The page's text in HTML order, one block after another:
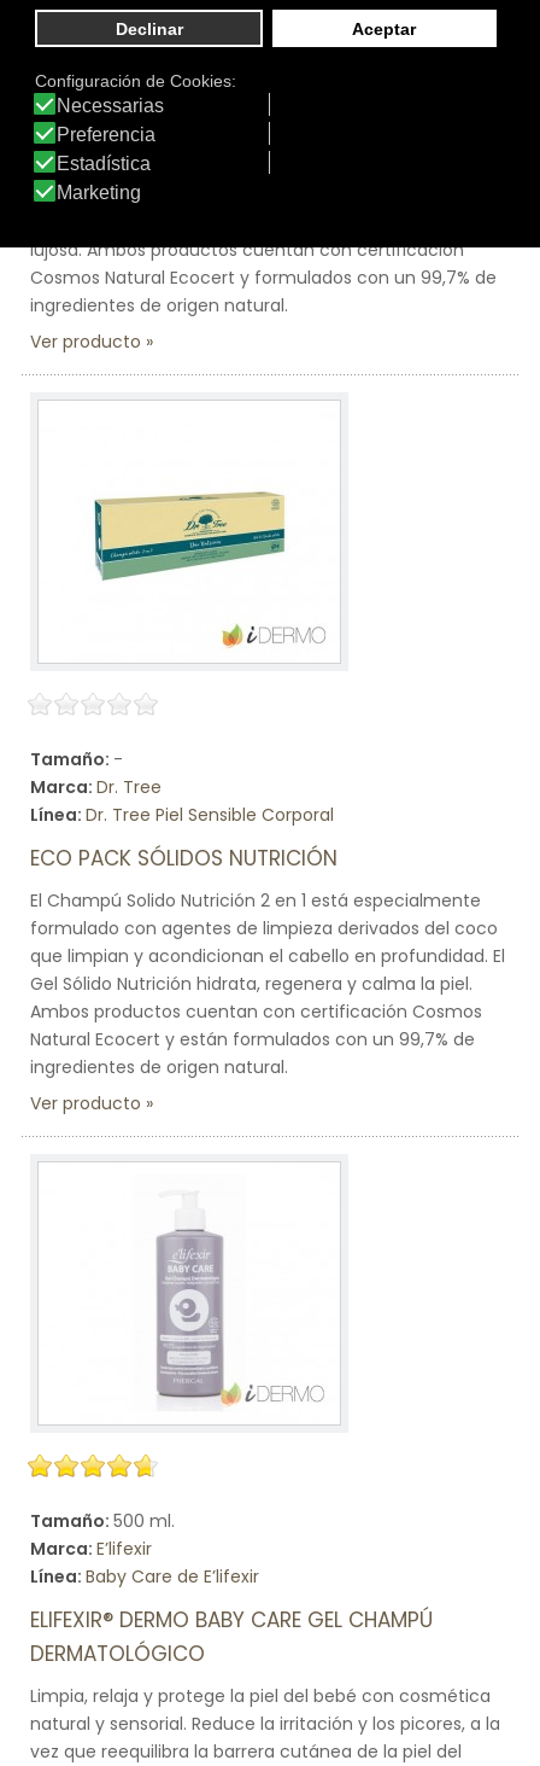
Dr. Tree Piel Sensible Corporal
ECO PACK SÓLIDOS HIDRATACIÓN INFANTIL
El gel de ducha sólido júnior de Dr Tree limpia, calma,
hidrata y protege, generando una espuma, suave,
cremosa y delicada. El Champú 2 en 1 Hidratante está
formulado a base de un concentrado de tensioactivos
lujosa. Ambos productos cuentan con certificación
Cosmos Natural Ecocert y formulados con un 99,7% de
ingredientes de origen natural.
Ver producto
Tamaño: -
Marca: Dr. Tree
Línea: Dr. Tree Piel Sensible Corporal
ECO PACK SÓLIDOS NUTRICIÓN
El Champú Solido Nutrición 2 en 1 está especialmente
formulado con agentes de limpieza derivados del coco
que limpian y acondicionan el cabello en profundidad. El
Gel Sólido Nutrición hidrata, regenera y calma la piel.
Ambos productos cuentan con certificación Cosmos
Natural Ecocert y están formulados con un 99,7% de
ingredientes de origen natural.
Ver producto
Tamaño: 500 ml.
Marca: E’lifexir
Línea: Baby Care de E’lifexir
ELIFEXIR® DERMO BABY CARE GEL CHAMPÚ
DERMATOLÓGICO
Limpia, relaja y protege la piel del bebé con cosmética
natural y sensorial. Reduce la irritación y los picores, a la
vez que reequilibra la barrera cutánea de la piel del